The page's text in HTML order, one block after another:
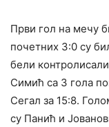
Први гол на мечу
почетних 3:0 су
бели
Симић са 3 гола
Сегал за 15:8.
су Панић и